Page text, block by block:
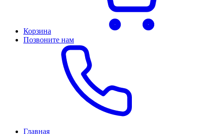
Корзина
Позвоните нам
Главная